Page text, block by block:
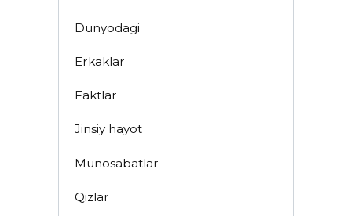
Dunyodagi
Erkaklar
Faktlar
Jinsiy hayot
Munosabatlar
Qizlar